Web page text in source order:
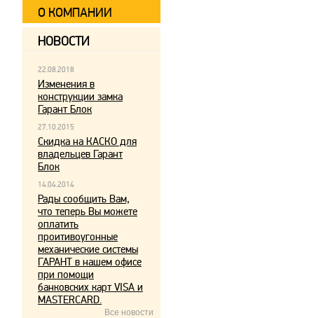
О КОМПАНИИ
НОВОСТИ
22.08.2018
Изменения в
конструкции замка
Гарант Блок
27.10.2015
Скидка на КАСКО для
владельцев Гарант
Блок
14.04.2014
Рады сообщить Вам,
что теперь Вы можете
оплатить
проитивоугонные
механические системы
ГАРАНТ в нашем офисе
при помощи
банковских карт VISA и
MASTERCARD.
Все новости